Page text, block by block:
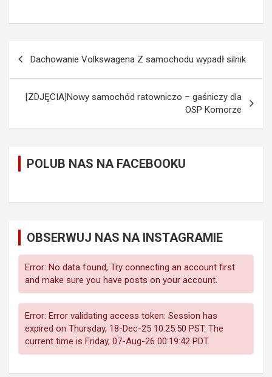
Dachowanie Volkswagena Z samochodu wypadł silnik
[ZDJĘCIA]Nowy samochód ratowniczo – gaśniczy dla
OSP Komorze
POLUB NAS NA FACEBOOKU
OBSERWUJ NAS NA INSTAGRAMIE
Error: No data found, Try connecting an account first
and make sure you have posts on your account.
Error: Error validating access token: Session has
expired on Thursday, 18-Dec-25 10:25:50 PST. The
current time is Friday, 07-Aug-26 00:19:42 PDT.